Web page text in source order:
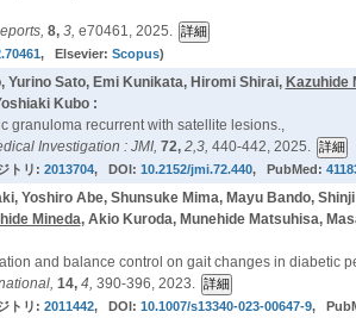
8, 3, e70461, 2025.
, Elsevier: Scopus)
Yurino Sato, Emi Kunikata, Hiromi Shirai, Kazuhide
Kubo :
granuloma recurrent with satellite lesions.,
Investigation : JMI, 72, 2,3, 440-442, 2025.
トリ: 2013704, DOI: 10.2152/jmi.72.440, PubMed:
Yoshiro Abe, Shunsuke Mima, Mayu Bando,
Mineda, Akio Kuroda, Munehide Matsuhisa,
and balance control on gait changes in diabetic
14, 4, 390-396, 2023.
トリ: 2011442, DOI: 10.1007/s13340-023-00647-9,